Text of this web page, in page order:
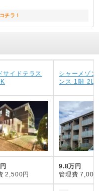
コチラ！
サイドテラス
シャーメゾン
ンス 1階
2,500円
9.8万円
管理費 7,000